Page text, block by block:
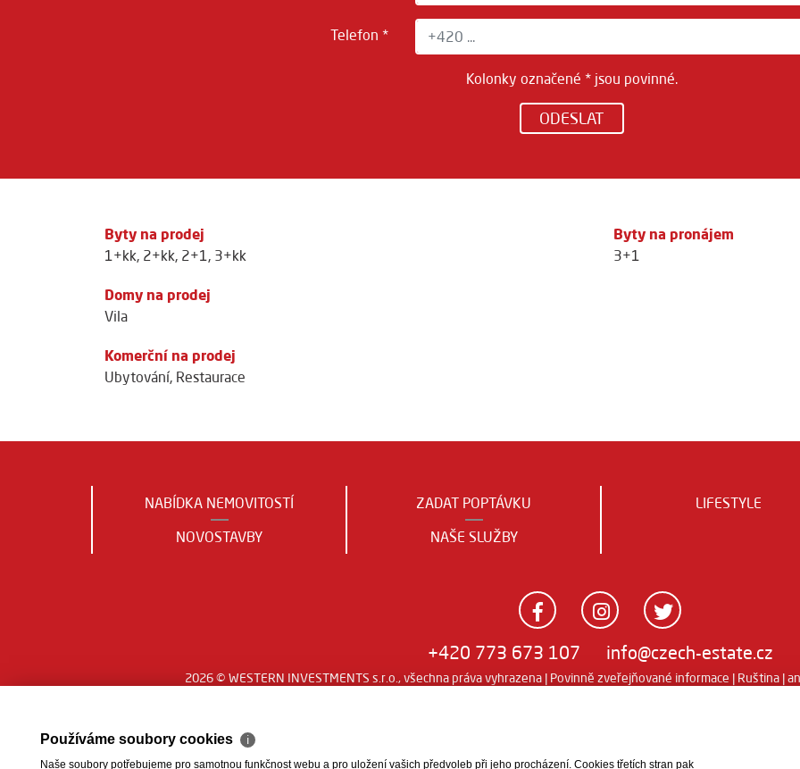
Telefon *
Kolonky označené * jsou povinné.
ODESLAT
Byty na prodej
1+kk, 2+kk, 2+1, 3+kk
Byty na pronájem
3+1
Domy na prodej
Vila
Komerční na prodej
Ubytování, Restaurace
NABÍDKA NEMOVITOSTÍ
NOVOSTAVBY
ZADAT POPTÁVKU
NAŠE SLUŽBY
LIFESTYLE
+420 773 673 107 info@czech-estate.cz
2026 © WESTERN INVESTMENTS s.r.o., všechna práva vyhrazena | Povinně zveřejňované informace | Ruština |
Používáme soubory cookies ℹ
Naše soubory potřebujeme pro samotnou funkčnost webu a pro uložení vašich předvoleb při jeho procházení. Cookies třetích stran pak